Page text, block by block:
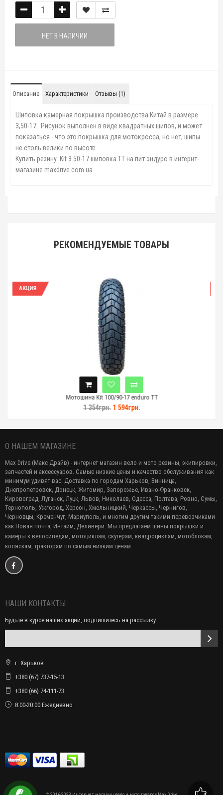
НЕТ В НАЛИЧИИ
Описание Характеристики Отзывы (1)
Шиповка камерная покрышка производства Китай в размере
3,50-17 . Рисунок выполнен в виде квадратных шипов, и может
показаться - что это покрышка для мотокросса, но нет, шипы
не столь велики по высоте.
Купить резину Kit 3.50-17 шиповка TT на пит эндуро в интернт-
магазине maxdrive.com.ua
РЕКОМЕНДУЕМЫЕ ТОВАРЫ
АКЦИЯ
Мотошина Kit 100/90-17 enduro TT
1 354грн.1 594грн.
О НАШЕМ МАГАЗИНЕ
Max Drive (Макс Драйв) - интернет магазин вело и мото резины, экипировки,
запчастей и аксессуаров. Самые низкие цены и качество обслуживания как
минимум удивят вас. Доставка по городам Харьков, Винница,
Днепропетровск, Донецк, Житомир, Запорожье, Ивано-Франковск,
Кировоград, Луганск, Луцк, Львов, Николаев, Одесса, Полтава, Ровно, Сумы,
Тернополь, Ужгород, Херсон, Хмельницкий, Черкассы, Чернигов,
Черновцы, Кременчуг, Мариуполь, и многим другим такими перевозчиками
как Новая почта, Интайм, Деливери. Мы предлагаем шины покрышки и
камеры к велосипедам, мотоциклам, скутерам, квадроциклам, мотоблокам,
коляскам, тракторам по самым низким ценам.
НАШИ КОНТАКТЫ
Будьте в курсе наших акций, подпишитесь на рассылку:
г. Харьков
+380 (67) 737-15-13
+380 (66) 74-111-73
8:00-20:00 Ежедневно